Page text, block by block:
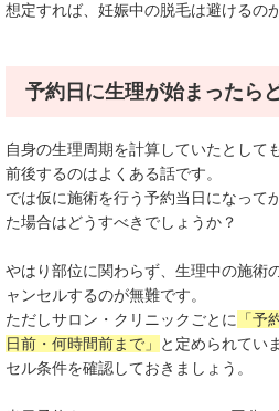
想定すれば、妊娠中の脱毛は避けるの
予約日に生理が始まったら
自身の生理周期を計算していたとして
前後するのはよくある話です。
では仮に施術を行う予約当日になって
た場合はどうすべきでしょうか？
やはり部位に関わらず、生理中の施術
ャンセルするのが無難です。
ただしサロン・クリニックごとに 「予
日前・何時間前まで」
と定められてい
セル条件を確認しておきましょう。